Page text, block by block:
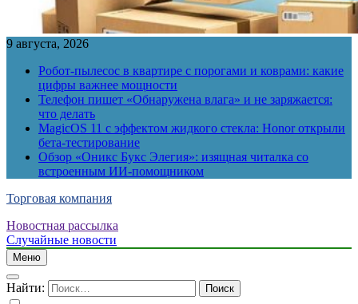
9 августа, 2026
Робот-пылесос в квартире с порогами и коврами: какие
цифры важнее мощности
Телефон пишет «Обнаружена влага» и не заряжается:
что делать
MagicOS 11 с эффектом жидкого стекла: Honor открыли
бета-тестирование
Обзор «Оникс Букс Элегия»: изящная читалка со
встроенным ИИ-помощником
Торговая компания
Новостная рассылка
Случайные новости
Меню
Найти: